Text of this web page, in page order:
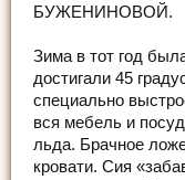
БУЖЕНИНОВОЙ.
Зима в тот год
достигали 45
специально
вся мебель и
льда. Брачное
кровати. Сия